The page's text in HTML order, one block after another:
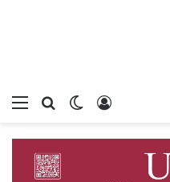
بحثالوضع
تسجيل الدخول